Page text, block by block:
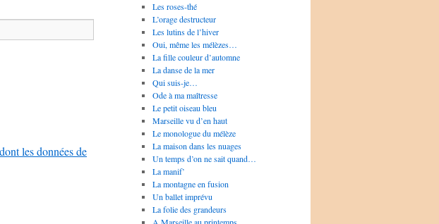
les données de
Les roses-thé
L’orage destructeur
Les lutins de l’hiver
Oui, même les mélèzes…
La fille couleur d’automne
La danse de la mer
Qui suis-je…
Ode à ma maîtresse
Le petit oiseau bleu
Marseille vu d’en haut
Le monologue du mélèze
La maison dans les nuages
Un temps d’on ne sait quand…
La manif’
La montagne en fusion
Un ballet imprévu
La folie des grandeurs